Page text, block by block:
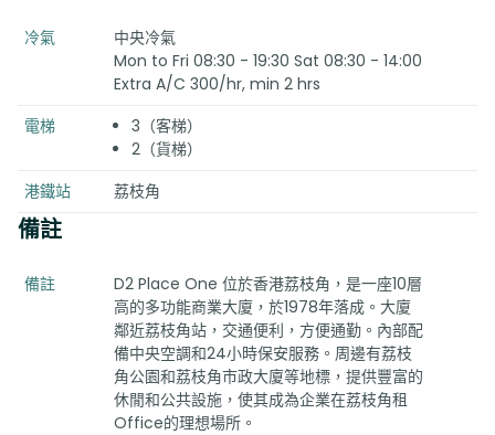
冷氣
中央冷氣
Mon to Fri 08:30 - 19:30 Sat 08:30 - 14:00
Extra A/C 300/hr, min 2 hrs
電梯
3（客梯）
2（貨梯）
港鐵站
荔枝角
備註
備註
D2 Place One 位於香港荔枝角，是一座10層
高的多功能商業大廈，於1978年落成。大廈
鄰近荔枝角站，交通便利，方便通勤。內部配
備中央空調和24小時保安服務。周邊有荔枝
角公園和荔枝角市政大廈等地標，提供豐富的
休閒和公共設施，使其成為企業在荔枝角租
Office的理想場所。